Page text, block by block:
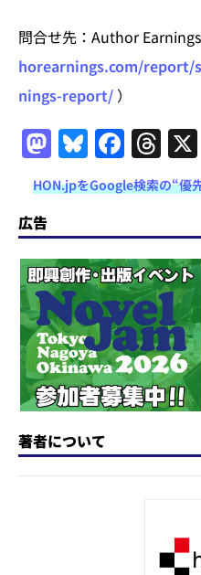
問合せ先：Author
horearnings.com/report/
nings-report/ ）
M
a
st
o
d
o
n
Bl
u
e
s
k
y
F
a
c
e
b
o
o
k
T
h
re
a
d
s
HON.jpをGoogle検索の“優
広告
著者について